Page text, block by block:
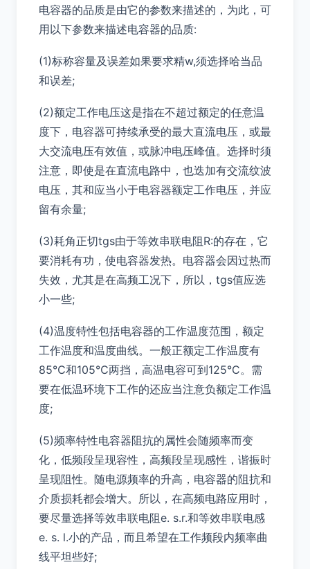
电容器的品质是由它的参数来描述的，为此，可
用以下参数来描述电容器的品质:
(1)标称容量及误差如果要求精w,须选择哈当品
和误差;
(2)额定工作电压这是指在不超过额定的任意温
度下，电容器可持续承受的最大直流电压，或最
大交流电压有效值，或脉冲电压峰值。选择时须
注意，即使是在直流电路中，也迭加有交流纹波
电压，其和应当小于电容器额定工作电压，并应
留有余量;
(3)耗角正切tgs由于等效串联电阻R:的存在，它
要消耗有功，使电容器发热。电容器会因过热而
失效，尤其是在高频工况下，所以，tgs值应选
小一些;
(4)温度特性包括电容器的工作温度范围，额定
工作温度和温度曲线。一般正额定工作温度有
85℃和105℃两挡，高温电容可到125°C。需
要在低温环境下工作的还应当注意负额定工作温
度;
(5)频率特性电容器阻抗的属性会随频率而变
化，低频段呈现容性，高频段呈现感性，谐振时
呈现阻性。随电源频率的升高，电容器的阻抗和
介质损耗都会增大。所以，在高频电路应用时，
要尽量选择等效串联电阻e. s.r.和等效串联电感
e. s. l.小的产品，而且希望在工作频段内频率曲
线平坦些好;